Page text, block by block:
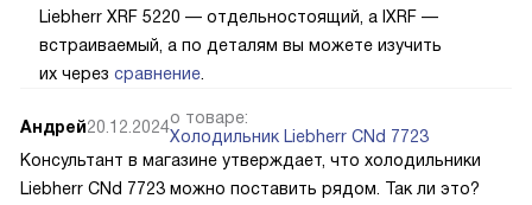
Liebherr XRF 5220 — отдельностоящий, а IXRF —
встраиваемый, а по деталям вы можете изучить
их через сравнение.
Андрей20.12.2024о товаре:
Холодильник Liebherr CNd 7723
Консультант в магазине утверждает, что холодильники
Liebherr CNd 7723 можно поставить рядом. Так ли это?